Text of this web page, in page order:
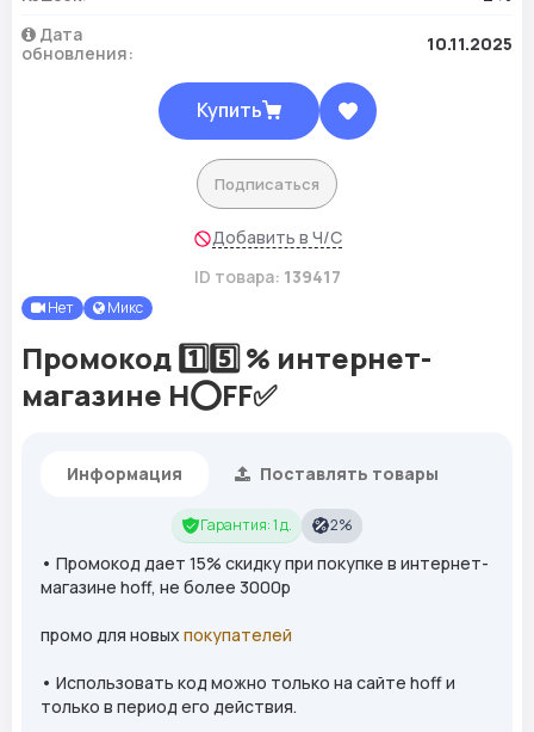
Дата
обновления:
10.11.2025
Купить
Подписаться
Добавить в Ч/С
ID товара: 139417
Нет Микс
Промокод 1️⃣5️⃣ % интернет-
магазине H⭕FF✅
Информация Поставлять товары
Гарантия: 1 д. 2%
• Промокод дает 15% скидку при покупке в интернет-
магазине hoff, не более 3000р
промо для новых покупателей
• Использовать код можно только на сайте hoff и
только в период его действия.